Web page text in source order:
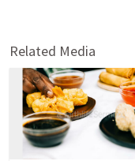
Related Media